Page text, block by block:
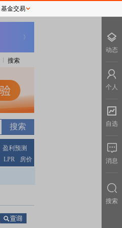
搜索
盈利预测
LPR 房价
基金交易
动态
个人
自选
消息
搜索